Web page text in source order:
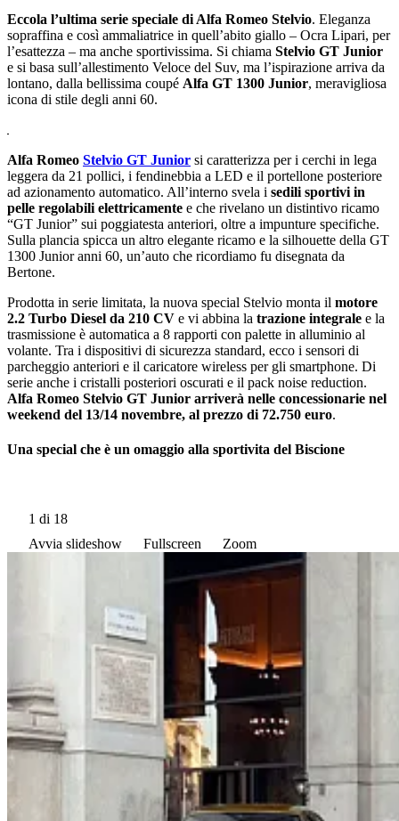
Eccola lʼultima serie speciale di Alfa Romeo Stelvio. Eleganza
sopraffina e così ammaliatrice in quellʼabito giallo ‒ Ocra Lipari, per
lʼesattezza ‒ ma anche sportivissima. Si chiama Stelvio GT Junior
e si basa sullʼallestimento Veloce del Suv, ma lʼispirazione arriva da
lontano, dalla bellissima coupé Alfa GT 1300 Junior, meravigliosa
icona di stile degli anni 60.
Alfa Romeo Stelvio GT Junior si caratterizza per i cerchi in lega
leggera da 21 pollici, i fendinebbia a LED e il portellone posteriore
ad azionamento automatico. Allʼinterno svela i sedili sportivi in
pelle regolabili elettricamente e che rivelano un distintivo ricamo
“GT Junior” sui poggiatesta anteriori, oltre a impunture specifiche.
Sulla plancia spicca un altro elegante ricamo e la silhouette della GT
1300 Junior anni 60, unʼauto che ricordiamo fu disegnata da
Bertone.
Prodotta in serie limitata, la nuova special Stelvio monta il motore
2.2 Turbo Diesel da 210 CV e vi abbina la trazione integrale e la
trasmissione è automatica a 8 rapporti con palette in alluminio al
volante. Tra i dispositivi di sicurezza standard, ecco i sensori di
parcheggio anteriori e il caricatore wireless per gli smartphone. Di
serie anche i cristalli posteriori oscurati e il pack noise reduction.
Alfa Romeo Stelvio GT Junior arriverà nelle concessionarie nel
weekend del 13/14 novembre, al prezzo di 72.750 euro.
Una special che è un omaggio alla sportivita del Biscione
1 di 18
Avvia slideshow
Fullscreen Zoom